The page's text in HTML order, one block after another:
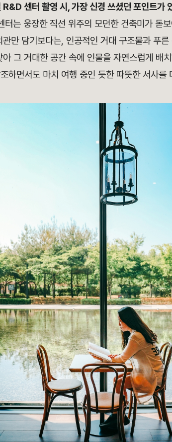
R&D 센터 촬영 시, 가장 신경 쓰셨던 포인트가
는 웅장한 직선 위주의 모던한 건축미가 돋
만 담기보다는, 인공적인 거대 구조물과 푸
그 거대한 공간 속에 인물을 자연스럽게 배
하면서도 마치 여행 중인 듯한 따뜻한 서사를